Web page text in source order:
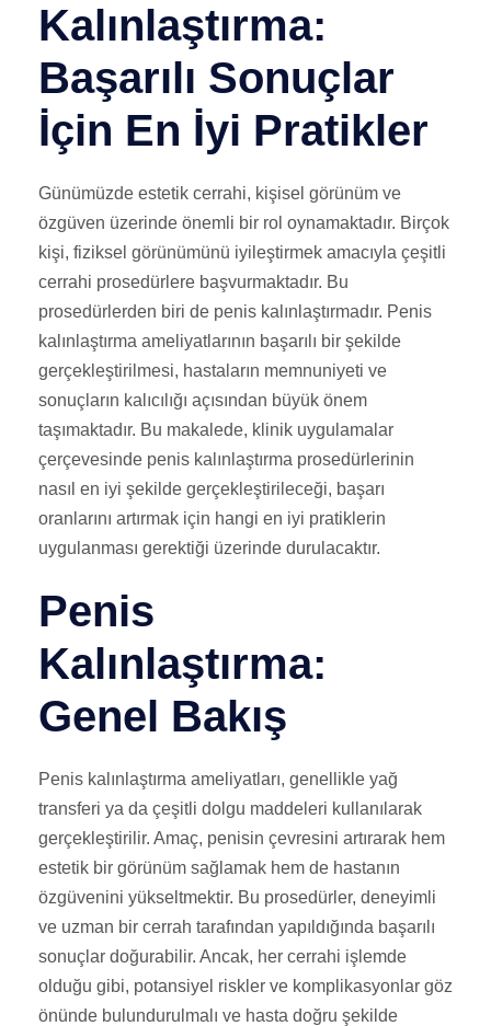
Kalınlaştırma:
Başarılı Sonuçlar
İçin En İyi Pratikler
Günümüzde estetik cerrahi, kişisel görünüm ve
özgüven üzerinde önemli bir rol oynamaktadır. Birçok
kişi, fiziksel görünümünü iyileştirmek amacıyla çeşitli
cerrahi prosedürlere başvurmaktadır. Bu
prosedürlerden biri de penis kalınlaştırmadır. Penis
kalınlaştırma ameliyatlarının başarılı bir şekilde
gerçekleştirilmesi, hastaların memnuniyeti ve
sonuçların kalıcılığı açısından büyük önem
taşımaktadır. Bu makalede, klinik uygulamalar
çerçevesinde penis kalınlaştırma prosedürlerinin
nasıl en iyi şekilde gerçekleştirileceği, başarı
oranlarını artırmak için hangi en iyi pratiklerin
uygulanması gerektiği üzerinde durulacaktır.
Penis
Kalınlaştırma:
Genel Bakış
Penis kalınlaştırma ameliyatları, genellikle yağ
transferi ya da çeşitli dolgu maddeleri kullanılarak
gerçekleştirilir. Amaç, penisin çevresini artırarak hem
estetik bir görünüm sağlamak hem de hastanın
özgüvenini yükseltmektir. Bu prosedürler, deneyimli
ve uzman bir cerrah tarafından yapıldığında başarılı
sonuçlar doğurabilir. Ancak, her cerrahi işlemde
olduğu gibi, potansiyel riskler ve komplikasyonlar göz
önünde bulundurulmalı ve hasta doğru şekilde